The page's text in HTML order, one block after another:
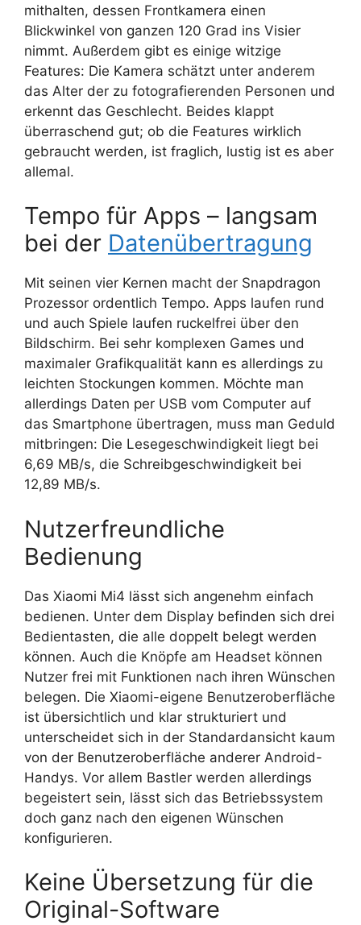
mithalten, dessen Frontkamera einen
Blickwinkel von ganzen 120 Grad ins Visier
nimmt. Außerdem gibt es einige witzige
Features: Die Kamera schätzt unter anderem
das Alter der zu fotografierenden Personen und
erkennt das Geschlecht. Beides klappt
überraschend gut; ob die Features wirklich
gebraucht werden, ist fraglich, lustig ist es aber
allemal.
Tempo für Apps – langsam
bei der Datenübertragung
Mit seinen vier Kernen macht der Snapdragon
Prozessor ordentlich Tempo. Apps laufen rund
und auch Spiele laufen ruckelfrei über den
Bildschirm. Bei sehr komplexen Games und
maximaler Grafikqualität kann es allerdings zu
leichten Stockungen kommen. Möchte man
allerdings Daten per USB vom Computer auf
das Smartphone übertragen, muss man Geduld
mitbringen: Die Lesegeschwindigkeit liegt bei
6,69 MB/s, die Schreibgeschwindigkeit bei
12,89 MB/s.
Nutzerfreundliche
Bedienung
Das Xiaomi Mi4 lässt sich angenehm einfach
bedienen. Unter dem Display befinden sich drei
Bedientasten, die alle doppelt belegt werden
können. Auch die Knöpfe am Headset können
Nutzer frei mit Funktionen nach ihren Wünschen
belegen. Die Xiaomi-eigene Benutzeroberfläche
ist übersichtlich und klar strukturiert und
unterscheidet sich in der Standardansicht kaum
von der Benutzeroberfläche anderer Android-
Handys. Vor allem Bastler werden allerdings
begeistert sein, lässt sich das Betriebssystem
doch ganz nach den eigenen Wünschen
konfigurieren.
Keine Übersetzung für die
Original-Software